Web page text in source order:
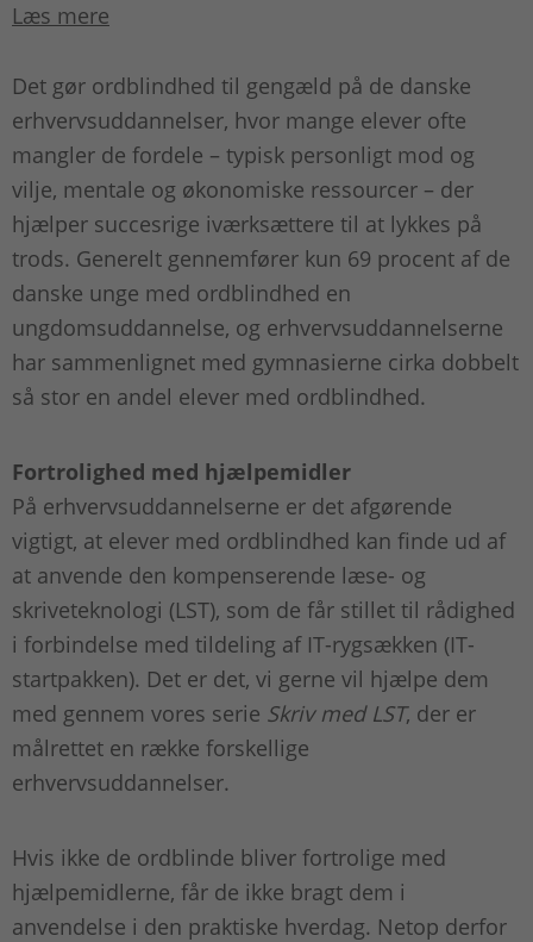
Læs mere
Det gør ordblindhed til gengæld på de danske
erhvervsuddannelser, hvor mange elever ofte
mangler de fordele – typisk personligt mod og
vilje, mentale og økonomiske ressourcer – der
hjælper succesrige iværksættere til at lykkes på
trods. Generelt gennemfører kun 69 procent af de
danske unge med ordblindhed en
ungdomsuddannelse, og erhvervsuddannelserne
har sammenlignet med gymnasierne cirka dobbelt
så stor en andel elever med ordblindhed.
Fortrolighed med hjælpemidler
På erhvervsuddannelserne er det afgørende
vigtigt, at elever med ordblindhed kan finde ud af
at anvende den kompenserende læse- og
skriveteknologi (LST), som de får stillet til rådighed
i forbindelse med tildeling af IT-rygsækken (IT-
startpakken). Det er det, vi gerne vil hjælpe dem
med gennem vores serie Skriv med LST, der er
målrettet en række forskellige
erhvervsuddannelser.
Hvis ikke de ordblinde bliver fortrolige med
hjælpemidlerne, får de ikke bragt dem i
anvendelse i den praktiske hverdag. Netop derfor